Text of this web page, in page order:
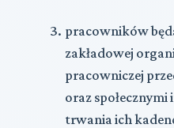
pracowników
zakładowej
pracowniczej
oraz
trwania ich